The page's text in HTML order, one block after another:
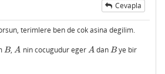
Cevapla
terimlere ben de cok asina degilim.
B
B ,A
A nin cocugudur eger A
Adan B
B ye bir